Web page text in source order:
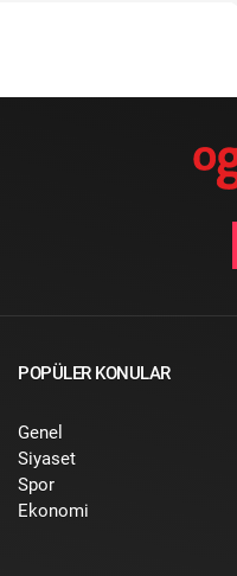
POPÜLER KONULAR
Genel
Siyaset
Spor
Ekonomi